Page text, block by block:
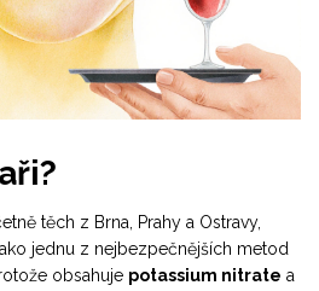
těch z Brna, Prahy a Ostravy,
jednu z nejbezpečnějších metod
obsahuje potassium nitrate a